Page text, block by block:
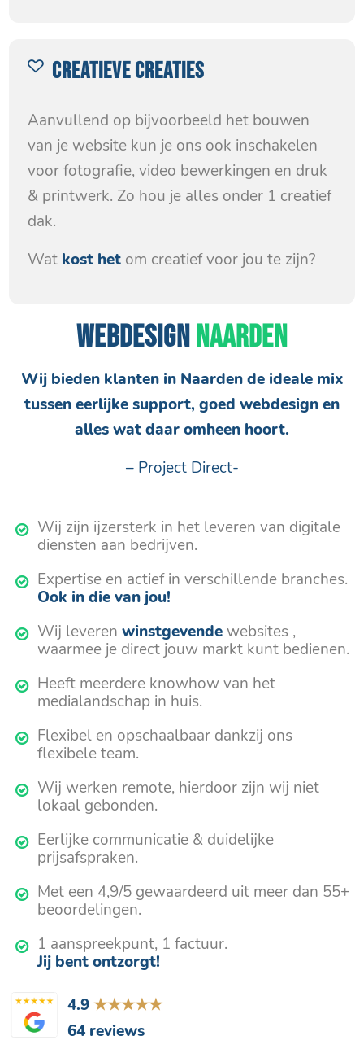
CREATIEVE CREATIES
Aanvullend op bijvoorbeeld het bouwen
van je website kun je ons ook inschakelen
voor fotografie, video bewerkingen en druk
& printwerk. Zo hou je alles onder 1 creatief
dak.
Wat kost het om creatief voor jou te zijn?
WEBDESIGNNAARDEN
Wij bieden klanten in Naarden de ideale mix
tussen eerlijke support, goed webdesign en
alles wat daar omheen hoort.
– Project Direct-
Wij zijn ijzersterk in het leveren van digitale
diensten aan bedrijven.
Expertise en actief in verschillende branches.
Ook in die van jou!
Wij leveren winstgevendewebsites ,
waarmee je direct jouw markt kunt bedienen.
Heeft meerdere knowhow van het
medialandschap in huis.
Flexibel en opschaalbaar dankzij ons
flexibele team.
Wij werken remote, hierdoor zijn wij niet
lokaal gebonden.
Eerlijke communicatie & duidelijke
prijsafspraken.
Met een 4,9/5 gewaardeerd uit meer dan 55+
beoordelingen.
1 aanspreekpunt, 1 factuur.
Jij bent ontzorgt!
4.9 ★★★★★
64 reviews